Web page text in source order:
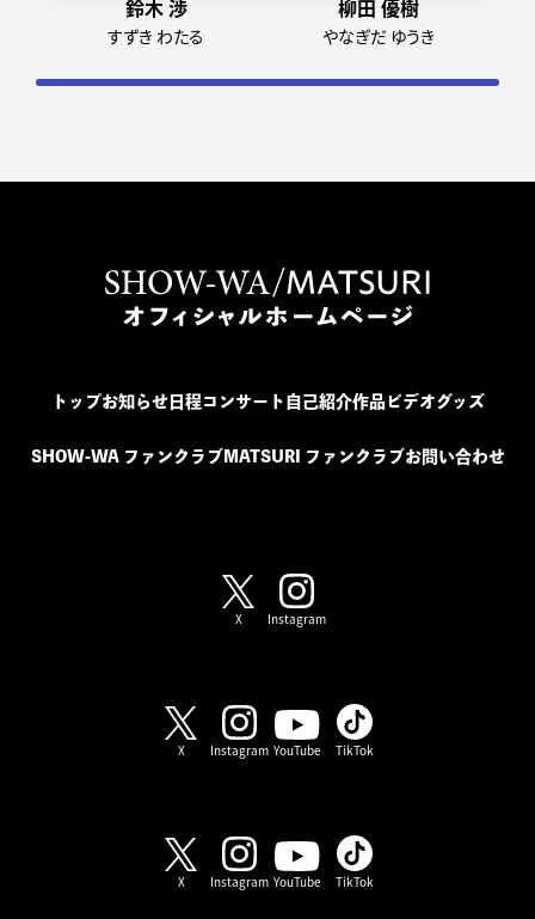
鈴木 渉
すずき わたる
柳田 優樹
やなぎだ ゆうき
トップお知らせ日程コンサート 自己紹介作品ビデオグッズ
SHOW-WA ファンクラブMATSURI ファンクラブお問い合わせ
X Instagram
X Instagram YouTube TikTok
X Instagram YouTube TikTok